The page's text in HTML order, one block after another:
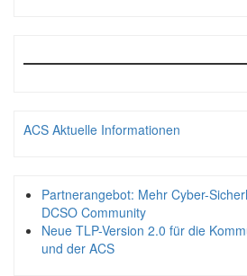
ACS Aktuelle Informationen
Partnerangebot: Mehr Cyber-
DCSO Community
Neue TLP-Version 2.0 für die
und der ACS